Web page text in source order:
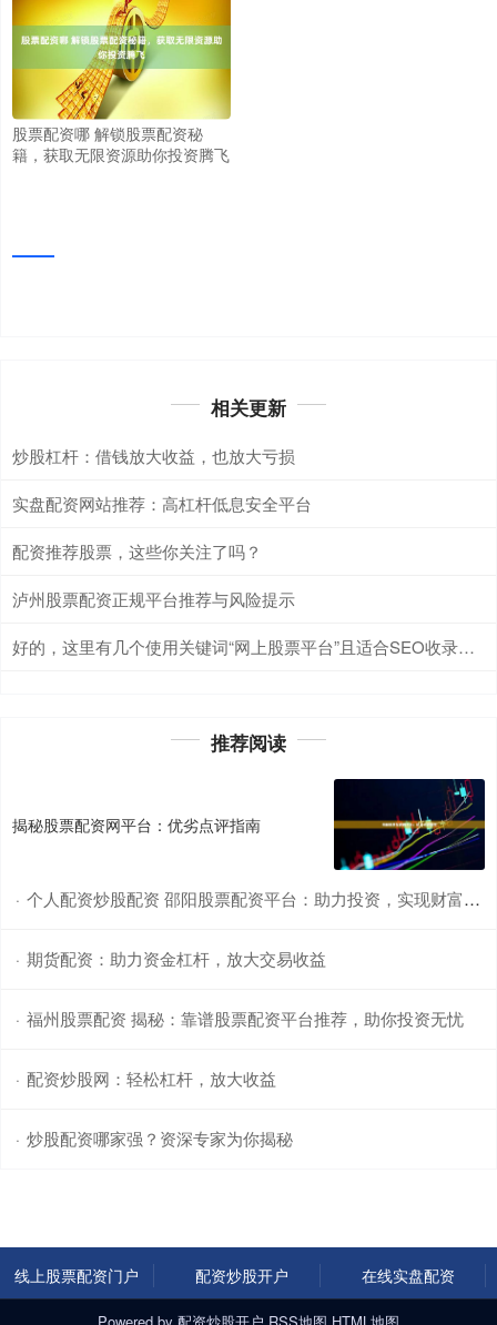
股票配资哪 解锁股票配资秘
籍，获取无限资源助你投资腾飞
相关更新
炒股杠杆：借钱放大收益，也放大亏损
实盘配资网站推荐：高杠杆低息安全平台
配资推荐股票，这些你关注了吗？
泸州股票配资正规平台推荐与风险提示
好的，这里有几个使用关键词“网上股票平台”且适合SEO收录的标题，每个都控制在以内且不重复：
推荐阅读
揭秘股票配资网平台：优劣点评指南
· 个人配资炒股配资 邵阳股票配资平台：助力投资，实现财富梦想
· 期货配资：助力资金杠杆，放大交易收益
· 福州股票配资 揭秘：靠谱股票配资平台推荐，助你投资无忧
· 配资炒股网：轻松杠杆，放大收益
· 炒股配资哪家强？资深专家为你揭秘
线上股票配资门户 配资炒股开户 在线实盘配资